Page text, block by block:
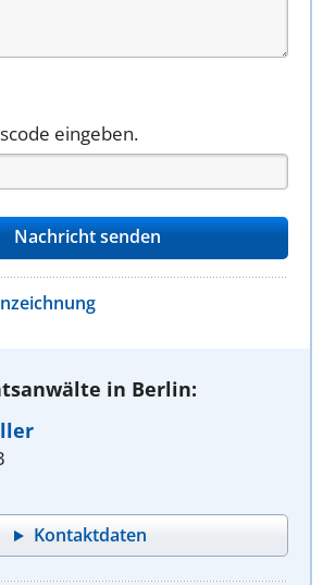
eingeben.
in Berlin:
Kontaktdaten